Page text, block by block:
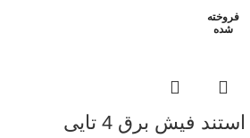
فروخته
شده
استند فیش برق 4 تایی